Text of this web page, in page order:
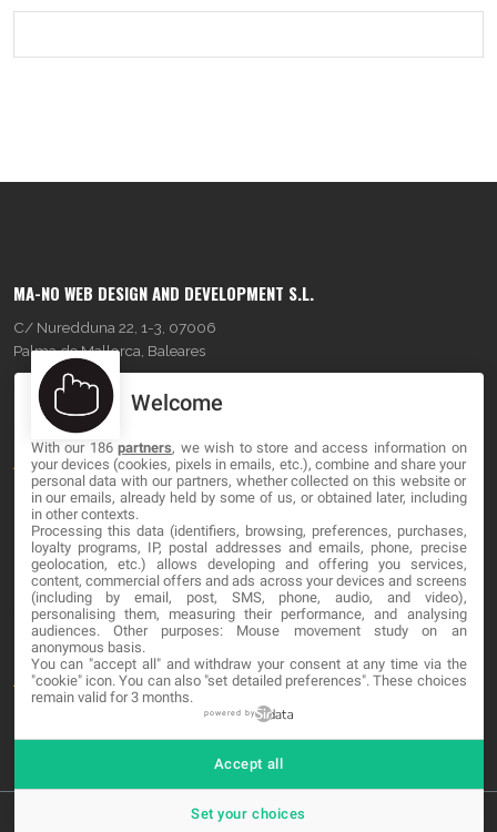
MA-NO WEB DESIGN AND DEVELOPMENT S.L.
C/ Nuredduna 22, 1-3, 07006
Palma de Mallorca, Baleares
OUR COMPANY
About
Blog
Contact
LEGAL
Cookies
Avviso Legale
© 2026 MA-NO Web Design & Development. All rights reserved.
Welcome
With our 186partners, we wish to store and access information on
your devices (cookies, pixels in emails, etc.), combine and share your
personal data with our partners, whether collected on this website or
in our emails, already held by some of us, or obtained later, including
in other contexts.
Processing this data (identifiers, browsing, preferences, purchases,
loyalty programs, IP, postal addresses and emails, phone, precise
geolocation, etc.) allows developing and offering you services,
content, commercial offers and ads across your devices and screens
(including by email, post, SMS, phone, audio, and video),
personalising them, measuring their performance, and analysing
audiences. Other purposes: Mouse movement study on an
anonymous basis.
You can "accept all" and withdraw your consent at any time via the
"cookie" icon. You can also "set detailed preferences". These choices
remain valid for 3 months.
powered by
Set your choices
Accept all